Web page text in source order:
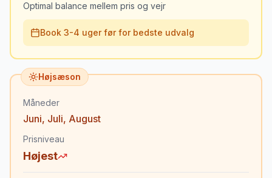
Optimal balance mellem pris og vejr
Book 3-4 uger før for bedste udvalg
Højsæson
Måneder
Juni, Juli, August
Prisniveau
Højest